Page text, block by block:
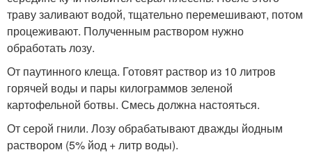
траву заливают водой, тщательно перемешивают, потом
процеживают. Полученным раствором нужно
обработать лозу.
От паутинного клеща. Готовят раствор из 10 литров
горячей воды и пары килограммов зеленой
картофельной ботвы. Смесь должна настояться.
От серой гнили. Лозу обрабатывают дважды йодным
раствором (5% йод + литр воды).